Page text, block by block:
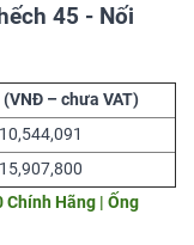
45 - Nối
– chưa VAT)
10,544,091
15,907,800
Chính Hãng | Ống